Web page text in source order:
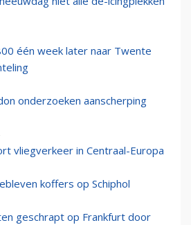
één week later naar Twente
onderzoeken aanscherping
vliegverkeer in Centraal-Europa
koffers op Schiphol
geschrapt op Frankfurt door